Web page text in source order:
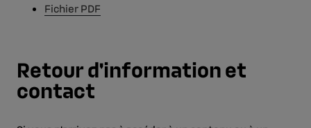
Fichier PDF
Retour d'information et
contact